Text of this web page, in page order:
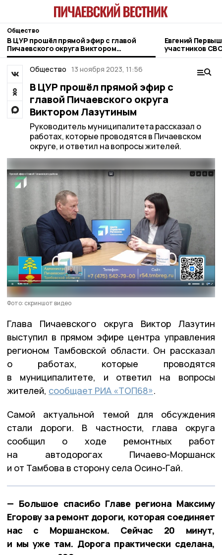
Общество
В ЦУР прошёл прямой эфир с главой
Пичаевского округа Виктором
Лазутиным
Евгений
участников
фонда
Общество 13 ноября 2023, 11:56
В ЦУР прошёл прямой эфир с
главой Пичаевского округа
Виктором Лазутиным
Руководитель муниципалитета рассказал о
работах, которые проводятся в Пичаевском
округе, и ответил на вопросы жителей.
Фото: скриншот видео
Глава Пичаевского округа Виктор Лазутин
выступил в прямом эфире центра управления
регионом Тамбовской области. Он рассказал
о работах, которые проводятся
в муниципалитете, и ответил на вопросы
жителей, сообщает РИА «ТОП68».
Самой актуальной темой для обсуждения
стали дороги. В частности, глава округа
сообщил о ходе ремонтных работ
на автодорогах Пичаево-Моршанск
и от Тамбова в сторону села Осино-Гай.
— Большое спасибо Главе региона Максиму
Егорову за ремонт дороги, которая соединяет
нас с Моршанском. Сейчас 20 минут,
и мы уже там. Дорога практически сделана,